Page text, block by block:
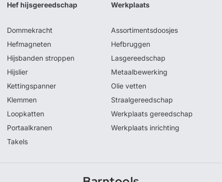
Hef hijsgereedschap
Dommekracht
Hefmagneten
Hijsbanden stroppen
Hijslier
Kettingspanner
Klemmen
Loopkatten
Portaalkranen
Takels
Werkplaats
Assortimentsdoosjes
Hefbruggen
Lasgereedschap
Metaalbewerking
Olie vetten
Straalgereedschap
Werkplaats gereedschap
Werkplaats inrichting